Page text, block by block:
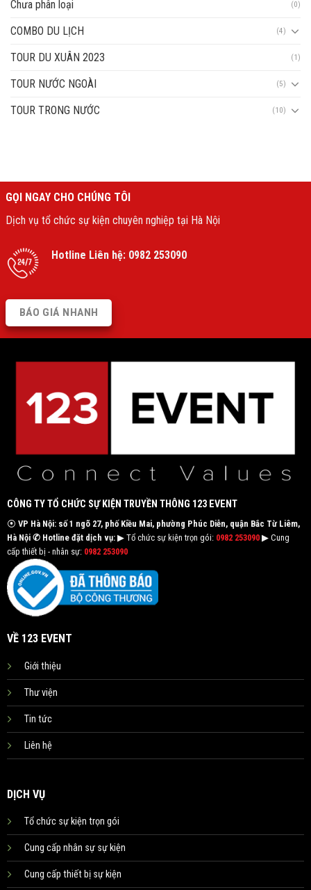
Chưa phân loại (0)
COMBO DU LỊCH (4)
TOUR DU XUÂN 2023 (1)
TOUR NƯỚC NGOÀI (5)
TOUR TRONG NƯỚC (10)
GỌI NGAY CHO CHÚNG TÔI
Dịch vụ tổ chức sự kiện chuyên nghiệp tại Hà Nội
Hotline Liên hệ: 0982 253090
BÁO GIÁ NHANH
CÔNG TY TỔ CHỨC SỰ KIỆN TRUYỀN THÔNG 123 EVENT
⦿ VP Hà Nội: số 1 ngõ 27, phố Kiều Mai, phường Phúc Diễn, quận Bắc Từ Liêm,
Hà Nội ✆ Hotline đặt dịch vụ:▶ Tổ chức sự kiện trọn gói: 0982 253090▶ Cung
cấp thiết bị - nhân sự: 0982 253090
VỀ 123 EVENT
Giới thiệu
Thư viện
Tin tức
Liên hệ
DỊCH VỤ
Tổ chức sự kiện trọn gói
Cung cấp nhân sự sự kiện
Cung cấp thiết bị sự kiện